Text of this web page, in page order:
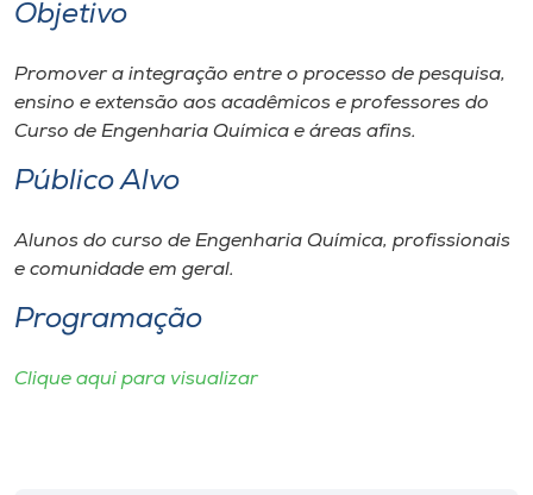
Biblioteca
Editora
Rádio
Museu
Unoesc
Objetivo
Promover a integração entre o processo de pesquisa,
ensino e extensão aos acadêmicos e professores do
Curso de Engenharia Química e áreas afins.
Público Alvo
Alunos do curso de Engenharia Química, profissionais
e comunidade em geral.
Programação
Clique aqui para visualizar